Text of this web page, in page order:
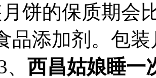
饼的保质期会
品添加剂。包
西昌姑娘睡一